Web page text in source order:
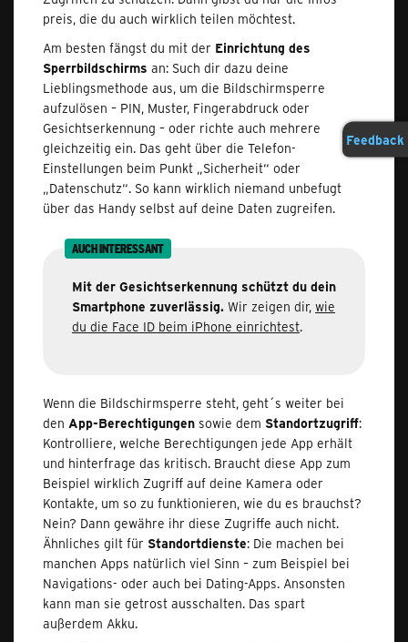
preis, die du auch wirklich teilen möchtest.
Am besten fängst du mit der Einrichtung des
Sperrbildschirms an: Such dir dazu deine
Lieblingsmethode aus, um die Bildschirmsperre
aufzulösen – PIN, Muster, Fingerabdruck oder
Gesichtserkennung – oder richte auch mehrere
gleichzeitig ein. Das geht über die Telefon-
Einstellungen beim Punkt „Sicherheit“ oder
„Datenschutz“. So kann wirklich niemand unbefugt
über das Handy selbst auf deine Daten zugreifen.
AUCH INTERESSANT
Mit der Gesichtserkennung schützt du dein
Smartphone zuverlässig. Wir zeigen dir, wie
du die Face ID beim iPhone einrichtest.
Wenn die Bildschirmsperre steht, geht´s weiter bei
den App-Berechtigungen sowie dem Standortzugriff:
Kontrolliere, welche Berechtigungen jede App erhält
und hinterfrage das kritisch. Braucht diese App zum
Beispiel wirklich Zugriff auf deine Kamera oder
Kontakte, um so zu funktionieren, wie du es brauchst?
Nein? Dann gewähre ihr diese Zugriffe auch nicht.
Ähnliches gilt für Standortdienste: Die machen bei
manchen Apps natürlich viel Sinn – zum Beispiel bei
Navigations- oder auch bei Dating-Apps. Ansonsten
kann man sie getrost ausschalten. Das spart
außerdem Akku.
Feedback